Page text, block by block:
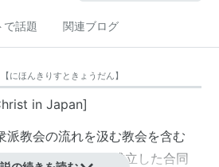
で話題 関連ブログ
【にほんきりすときょうだん】
in Japan]
派教会の流れを汲む教会を含む
ト 教会が集まって成立した合同